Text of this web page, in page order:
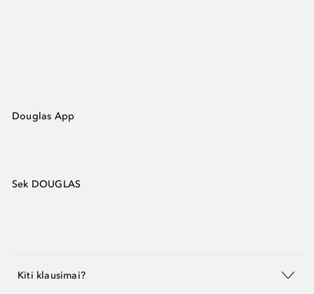
Douglas App
Sek DOUGLAS
Kiti klausimai?